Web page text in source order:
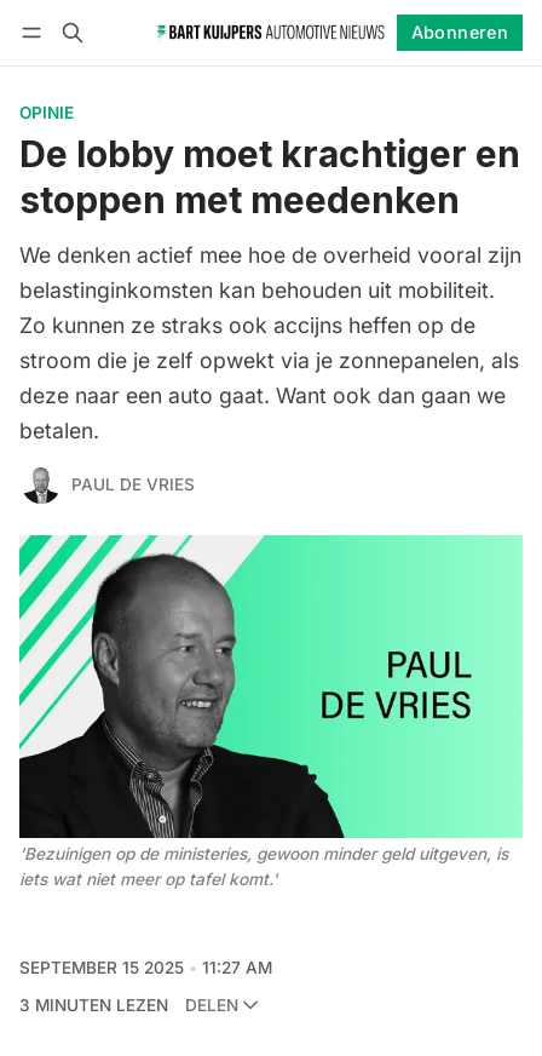
Abonneren
OPINIE
De lobby moet krachtiger en
stoppen met meedenken
We denken actief mee hoe de overheid vooral zijn
belastinginkomsten kan behouden uit mobiliteit.
Zo kunnen ze straks ook accijns heffen op de
stroom die je zelf opwekt via je zonnepanelen, als
deze naar een auto gaat. Want ook dan gaan we
betalen.
PAUL DE VRIES
'Bezuinigen op de ministeries, gewoon minder geld uitgeven, is
iets wat niet meer op tafel komt.'
SEPTEMBER 15 2025
11:27 AM
3 MINUTEN LEZEN
DELEN